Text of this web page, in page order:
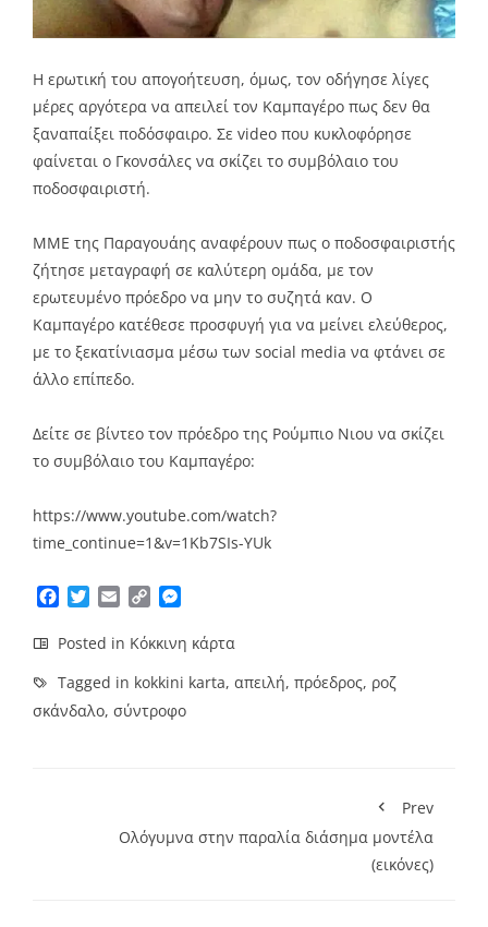
Η ερωτική του απογοήτευση, όμως, τον οδήγησε λίγες
μέρες αργότερα να απειλεί τον Καμπαγέρο πως δεν θα
ξαναπαίξει ποδόσφαιρο. Σε video που κυκλοφόρησε
φαίνεται ο Γκονσάλες να σκίζει το συμβόλαιο του
ποδοσφαιριστή.
ΜΜΕ της Παραγουάης αναφέρουν πως ο ποδοσφαιριστής
ζήτησε μεταγραφή σε καλύτερη ομάδα, με τον
ερωτευμένο πρόεδρο να μην το συζητά καν. Ο
Καμπαγέρο κατέθεσε προσφυγή για να μείνει ελεύθερος,
με το ξεκατίνιασμα μέσω των social media να φτάνει σε
άλλο επίπεδο.
Δείτε σε βίντεο τον πρόεδρο της Ρούμπιο Νιου να σκίζει
το συμβόλαιο του Καμπαγέρο:
https://www.youtube.com/watch?
time_continue=1&v=1Kb7SIs-YUk
Facebook
TwitterEmailCopy
Posted in Κόκκινη κάρτα
Tagged in kokkini karta, απειλή, πρόεδρος, ροζ
σκάνδαλο, σύντροφο
Prev
Ολόγυμνα στην παραλία διάσημα μοντέλα
(εικόνες)